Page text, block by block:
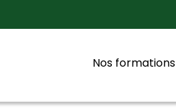
Nos formations